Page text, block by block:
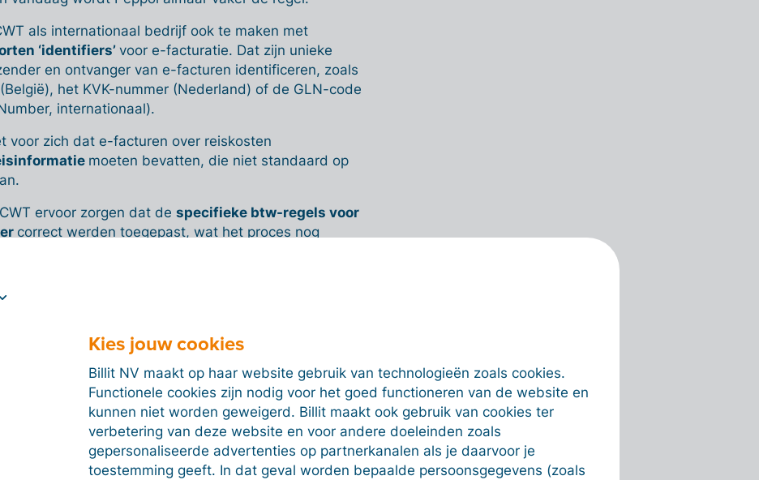
als internationaal bedrijf ook te maken met
‘identifiers’ voor e-facturatie. Dat zijn unieke
en ontvanger van e-facturen identificeren, zoals
het KVK-nummer (Nederland) of de GLN-code
internationaal).
voor zich dat e-facturen over reiskosten
moeten bevatten, die niet standaard op
ervoor zorgen dat de specifieke btw-regels voor
correct werden toegepast, wat het proces nog
facturatieproces
ervaring in internationale e-facturatie konden wij CWT
hun uitdagingen bieden:
CWT verstuurt voor elke factuur automatisch een
een XML-bestand met reisinformatie naar Billit.
uit, matcht ze met elkaar en zet ze om naar het
(Peppol of ePrior voor instanties die dat nog wensen)
Kies jouw cookies
Billit NV maakt op haar website gebruik van technologieën zoals cookies.
Functionele cookies zijn nodig voor het goed functioneren van de website en
kunnen niet worden geweigerd. Billit maakt ook gebruik van cookies ter
verbetering van deze website en voor andere doeleinden zoals
gepersonaliseerde advertenties op partnerkanalen als je daarvoor je
toestemming geeft. In dat geval worden bepaalde persoonsgegevens (zoals